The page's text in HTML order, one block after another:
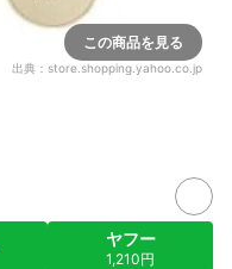
この商品を見る
出典： store.shopping.yahoo.co.jp
ヤフー
1,210円